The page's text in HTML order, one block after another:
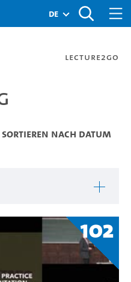
de
Lecture2Go
Sortieren nach Datum
102